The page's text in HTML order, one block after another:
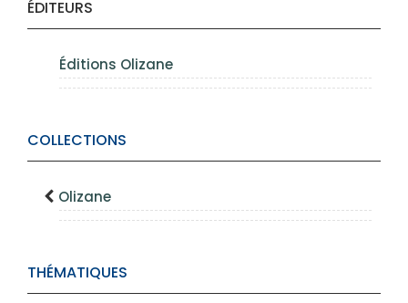
ÉDITEURS
Éditions Olizane
COLLECTIONS
Olizane
THÉMATIQUES